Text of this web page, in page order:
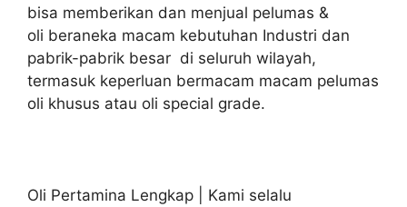
bisa memberikan dan menjual pelumas &
oli beraneka macam kebutuhan Industri dan
pabrik-pabrik besar di seluruh wilayah,
termasuk keperluan bermacam macam pelumas
oli khusus atau oli special grade.
Oli Pertamina Lengkap | Kami selalu